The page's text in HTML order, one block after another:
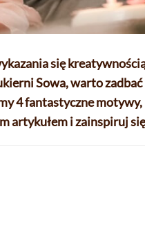
się
Sowa, warto
4 fantastyczne
artykułem i zainspiruj